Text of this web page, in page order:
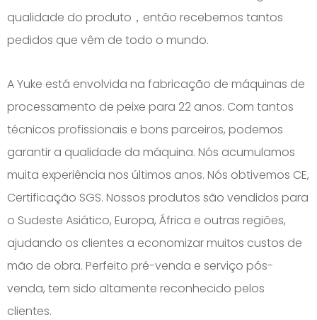
qualidade do produto，então recebemos tantos
pedidos que vêm de todo o mundo.
A Yuke está envolvida na fabricação de máquinas de
processamento de peixe para 22 anos. Com tantos
técnicos profissionais e bons parceiros, podemos
garantir a qualidade da máquina. Nós acumulamos
muita experiência nos últimos anos. Nós obtivemos CE,
Certificação SGS. Nossos produtos são vendidos para
o Sudeste Asiático, Europa, África e outras regiões,
ajudando os clientes a economizar muitos custos de
mão de obra. Perfeito pré-venda e serviço pós-
venda, tem sido altamente reconhecido pelos
clientes.